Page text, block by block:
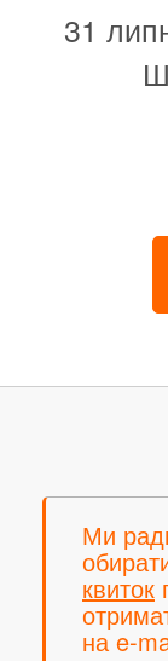
31
Ми
квиток
на e-